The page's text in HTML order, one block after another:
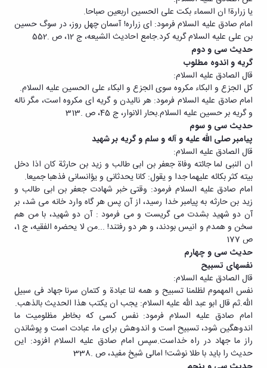
یا زرارة! ان السماء بکت علی الحسین اربعین صباحا.
امام صادق علیه السلام فرمود: ای زراره! آسمان چهل روز، در سوگ حسین
بن علی علیه السلام گریه کرد.جامع احادیث الشیعه، ج 12، ص .552
حدیث سی و دوم
گریه و اندوه مطلوب
قال الصادق علیه السلام:
کل الجزع و البکاء مکروه سوی الجزع و البکاء علی الحسین علیه السلام.
امام صادق علیه السلام فرمود: هر نالیدن و گریه ای مکروه است، مگر ناله
و گریه بر حسین علیه السلام.بحار الانوار، ج 45، ص .313
حدیث سی و سوم
پیامبر صلی الله علیه و آله و سلم و گریه بر شهید
قال الصادق علیه السلام:
ان النبی لما جائته وفاة جعفر بن ابی طالب و زید بن حارثة کان اذا دخل
بیته کثر بکائه علیهما جدا و یقول: کانا یحدثانی و یؤانسانی فذهبا جمیعا.
امام صادق علیه السلام فرمود: وقتی خبر شهادت جعفر بن ابی طالب و
زید بن حارثه به پیامبر خدا رسید، از آن پس هر گاه وارد خانه می شد، بر
آن دو شهید بشدت می گریست و می فرمود : آن دو شهید، با من هم
سخن و همدم و انیس بودند، و هر دو رفتند! ...من لا یحضره الفقیه، ج 1،
ص 177
حدیث سی و چهارم
نفسهای تسبیح
قال الصادق علیه السلام:
نفس المهموم لظلمنا تسبیح و همه لنا عبادة و کتمان سرنا جهاد فی سبیل
الله.ثم قال ابو عبد الله علیه السلام: یجب ان یکتب هذا الحدیث بالذهب.
امام صادق علیه السلام فرمود: نفس کسی که بخاطر مظلومیت ما
اندوهگین شود، تسبیح است و اندوهش برای ما، عبادت است و پوشاندن
راز ما جهاد در راه خداست.سپس امام صادق علیه السلام افزود: این
حدیث را باید با طلا نوشت! امالی شیخ مفید، ص .338